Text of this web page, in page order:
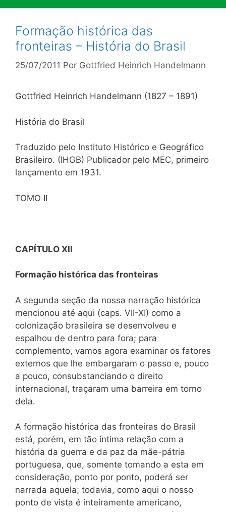
Formação histórica das
fronteiras – História do Brasil
25/07/2011 Por Gottfried Heinrich Handelmann
Gottfried Heinrich Handelmann (1827 – 1891)
História do Brasil
Traduzido pelo Instituto Histórico e Geográfico
Brasileiro. (IHGB) Publicador pelo MEC, primeiro
lançamento em 1931.
TOMO II
CAPÍTULO XII
Formação histórica das fronteiras
A segunda seção da nossa narração histórica
mencionou até aqui (caps. VII-XI) como a
colonização brasileira se desenvolveu e
espalhou de dentro para fora; para
complemento, vamos agora examinar os fatores
externos que lhe embargaram o passo e, pouco
a pouco, consubstanciando o direito
internacional, traçaram uma barreira em torno
dela.
A formação histórica das fronteiras do Brasil
está, porém, em tão íntima relação com a
história da guerra e da paz da mãe-pátria
portuguesa, que, somente tomando a esta em
consideração, ponto por ponto, poderá ser
narrada aquela; todavia, como aqui o nosso
ponto de vista é inteiramente americano,